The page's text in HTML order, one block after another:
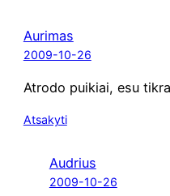
Aurimas
2009-10-26
Atro­do pui­kiai, esu
Atsakyti
Audrius
2009-10-26